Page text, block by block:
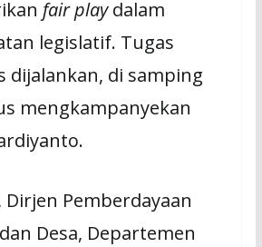
fair playdalam
legislatif. Tugas
dijalankan, di samping
mengkampanyekan
Pemberdayaan
Desa, Departemen